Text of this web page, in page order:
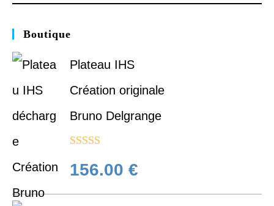
Boutique
Plateau IHS
Création originale
Bruno Delgrange
sur 5
156.00 €